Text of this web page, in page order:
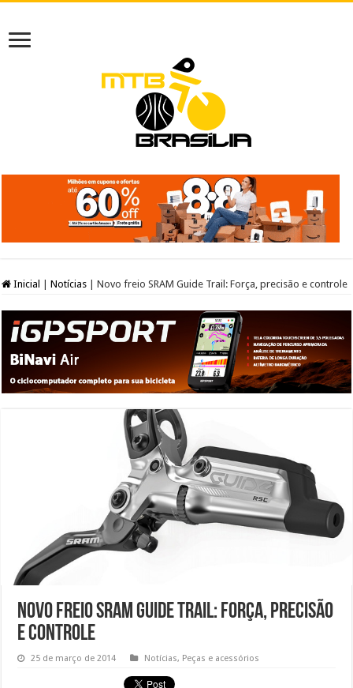
Inicial Notícias Novo freio SRAM Guide Trail: Força, precisão e controle
Novo freio SRAM Guide Trail: Força, precisão
e controle
25 de março de 2014 Notícias, Peças e acessórios